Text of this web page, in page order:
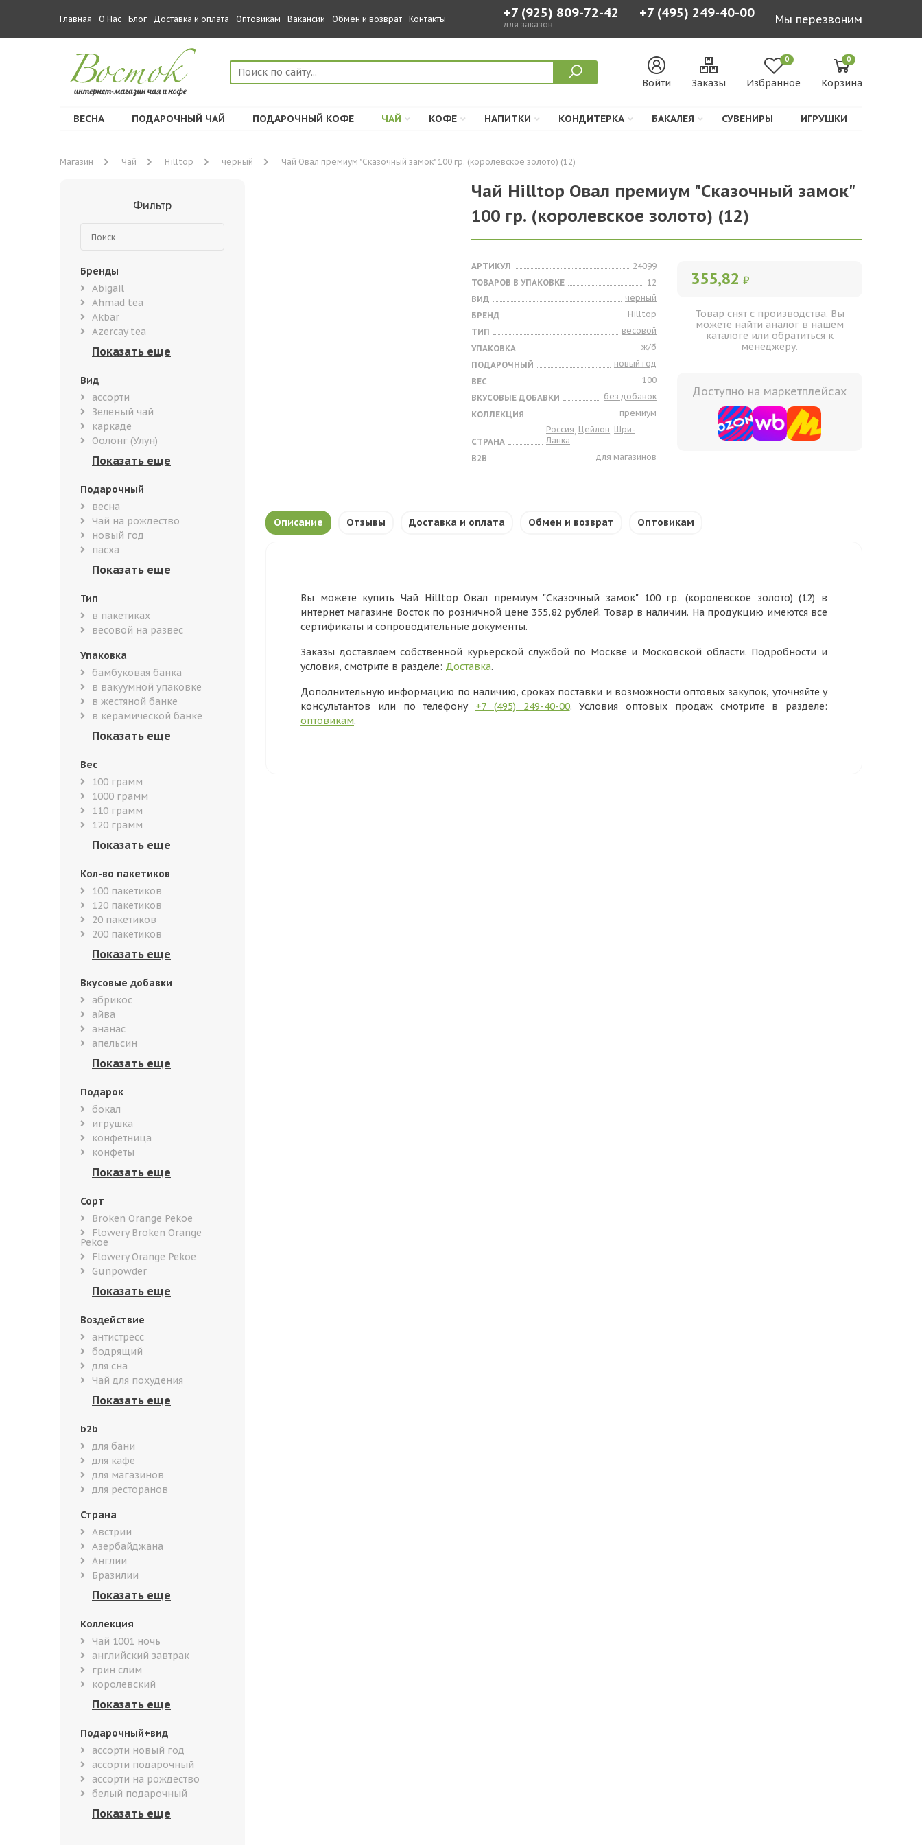
Главная О Нас Блог Доставка и оплата Оптовикам Вакансии Обмен и возврат Контакты +7 (925) 809-72-42
для заказов
+7 (495) 249-40-00 Мы перезвоним
Войти Заказы
0
Избранное
0
Корзина
ВЕСНА ПОДАРОЧНЫЙ ЧАЙ ПОДАРОЧНЫЙ КОФЕ ЧАЙ КОФЕ НАПИТКИ КОНДИТЕРКА БАКАЛЕЯ СУВЕНИРЫ ИГРУШКИ
Магазин Чай Hilltop черный Чай Овал премиум "Сказочный замок" 100 гр. (королевское золото) (12)
Фильтр
Бренды
Abigail
Ahmad tea
Akbar
Azercay tea
Вид
ассорти
Зеленый чай
каркаде
Оолонг (Улун)
Подарочный
весна
Чай на рождество
новый год
пасха
Тип
в пакетиках
весовой на развес
Упаковка
бамбуковая банка
в вакуумной упаковке
в жестяной банке
в керамической банке
Вес
100 грамм
1000 грамм
110 грамм
120 грамм
Кол-во пакетиков
100 пакетиков
120 пакетиков
20 пакетиков
200 пакетиков
Вкусовые добавки
абрикос
айва
ананас
апельсин
Подарок
бокал
игрушка
конфетница
конфеты
Сорт
Broken Orange Pekoe
Flowery Broken Orange
Pekoe
Flowery Orange Pekoe
Gunpowder
Воздействие
антистресс
бодрящий
для сна
Чай для похудения
b2b
для бани
для кафе
для магазинов
для ресторанов
Страна
Австрии
Азербайджана
Англии
Бразилии
Коллекция
Чай 1001 ночь
английский завтрак
грин слим
королевский
Подарочный+вид
ассорти новый год
ассорти подарочный
ассорти на рождество
белый подарочный
Чай Hilltop Овал премиум "Сказочный замок"
100 гр. (королевское золото) (12)
АРТИКУЛ
24099
ТОВАРОВ В УПАКОВКЕ
12
ВИД
черный
БРЕНД
Hilltop
ТИП
весовой
УПАКОВКА
ж/б
ПОДАРОЧНЫЙ
новый год
ВЕС
100
ВКУСОВЫЕ ДОБАВКИ
без добавок
КОЛЛЕКЦИЯ
премиум
СТРАНА
Россия, Цейлон, Шри-
Ланка
B2B
для магазинов
355,82 ₽
Товар снят с производства. Вы
можете найти аналог в нашем
каталоге или обратиться к
менеджеру.
Доступно на маркетплейсах
Описание Отзывы Доставка и оплата Обмен и возврат Оптовикам
Вы можете купить Чай Hilltop Овал премиум "Сказочный замок" 100 гр. (королевское золото) (12) в
интернет магазине Восток по розничной цене 355,82 рублей. Товар в наличии. На продукцию имеются все
сертификаты и сопроводительные документы.
Заказы доставляем собственной курьерской службой по Москве и Московской области. Подробности и
условия, смотрите в разделе: Доставка.
Дополнительную информацию по наличию, сроках поставки и возможности оптовых закупок, уточняйте у
консультантов или по телефону +7 (495) 249-40-00. Условия оптовых продаж смотрите в разделе:
оптовикам.